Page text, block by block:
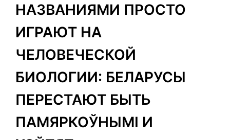
НАЗВАНИЯМИ ПРОСТО
ИГРАЮТ НА
ЧЕЛОВЕЧЕСКОЙ
БИОЛОГИИ: БЕЛАРУСЫ
ПЕРЕСТАЮТ БЫТЬ
ПАМЯРКОЎНЫМІ И